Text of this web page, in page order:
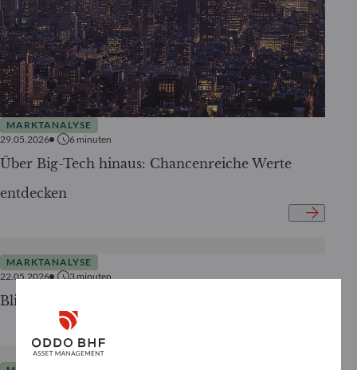
MARKTANALYSE
29.05.2026
6 minuten
Über Big-Tech hinaus: Chancenreiche Werte
entdecken
MARKTANALYSE
22.05.2026
3 minuten
Blick über den Konflikt hinaus